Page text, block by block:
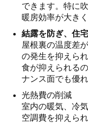
できます。特に
暖房効率が大き
結露を防ぎ、住
屋根裏の温度差
の発生を抑えら
食が抑えられる
ナンス面でも優
光熱費の削減
室内の暖気、冷
空調費を抑えられ